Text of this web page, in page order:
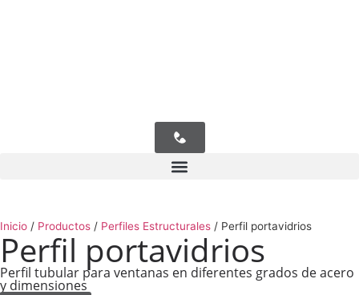
Inicio / Productos / Perfiles Estructurales / Perfil portavidrios
Perfil portavidrios
Perfil tubular para ventanas en diferentes grados de acero
y dimensiones